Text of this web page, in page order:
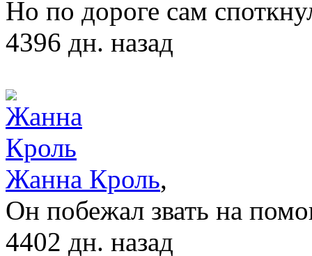
Но по дороге сам
4396 дн. назад
Жанна Кроль,
Он побежал звать на
4402 дн. назад